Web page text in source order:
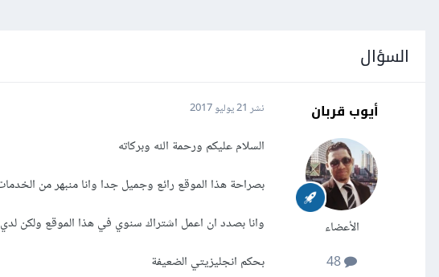
السؤال
أيوب قربان
الأعضاء
نشر 21 يوليو 2017
السلام عليكم ورحمة الله وبركاته
بصراحة هذا الموقع رائع وجميل جدا وانا منبهر من
وانا بصدد ان اعمل اشتراك سنوي في هذا الموقع ولكن
بحكم انجليزيتي الضعيفة